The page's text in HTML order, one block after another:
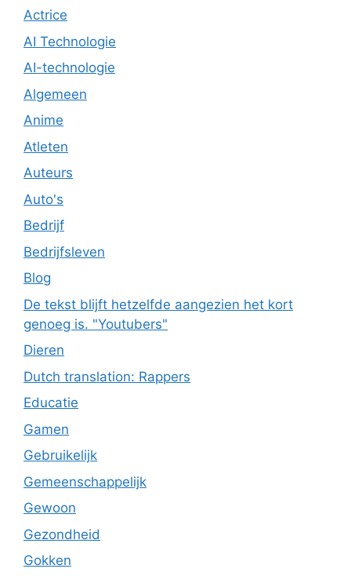
Actrice
AI Technologie
AI-technologie
Algemeen
Anime
Atleten
Auteurs
Auto's
Bedrijf
Bedrijfsleven
Blog
De tekst blijft hetzelfde aangezien het kort
genoeg is. "Youtubers"
Dieren
Dutch translation: Rappers
Educatie
Gamen
Gebruikelijk
Gemeenschappelijk
Gewoon
Gezondheid
Gokken